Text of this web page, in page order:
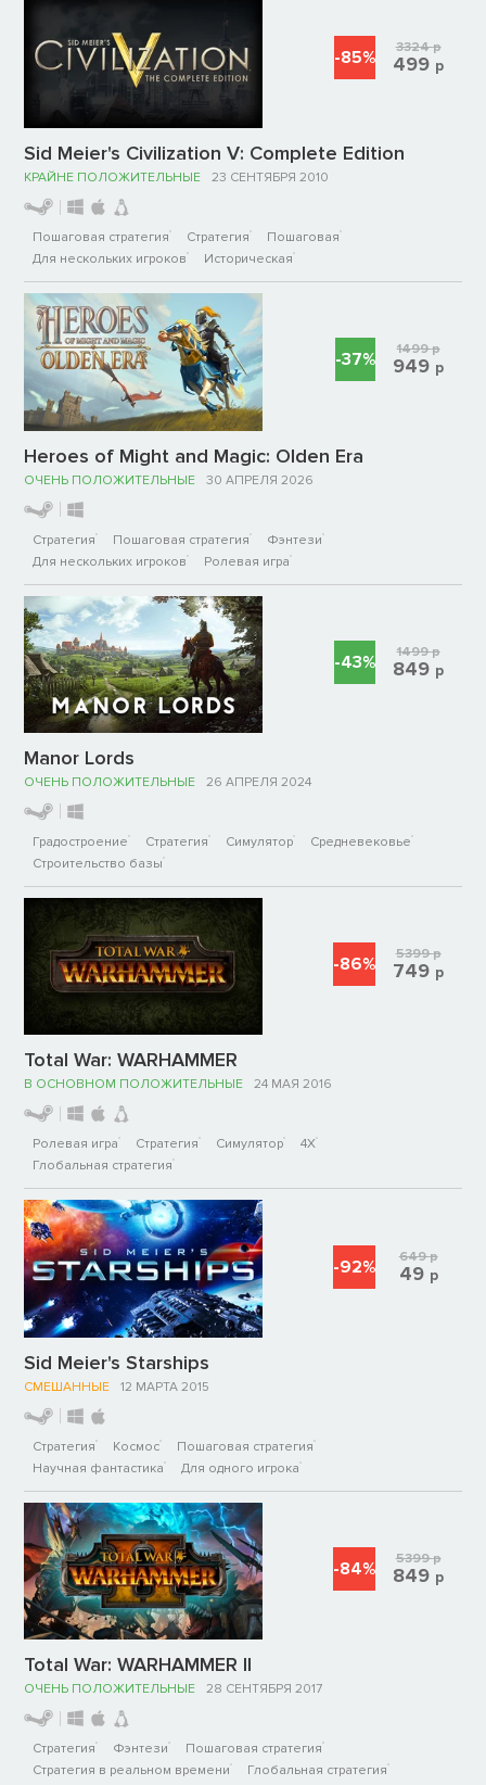
Sid Meier's Civilization V: Complete Edition
КРАЙНЕ ПОЛОЖИТЕЛЬНЫЕ 23 СЕНТЯБРЯ 2010
Пошаговая стратегия Стратегия
Пошаговая
Для нескольких игроков
Историческая
-85% 3324р
499 р
Heroes of Might and Magic: Olden Era
ОЧЕНЬ ПОЛОЖИТЕЛЬНЫЕ 30 АПРЕЛЯ 2026
Стратегия Пошаговая стратегия
Фэнтези
Для нескольких игроков
Ролевая игра
-37% 1499р
949 р
Manor Lords
ОЧЕНЬ ПОЛОЖИТЕЛЬНЫЕ 26 АПРЕЛЯ 2024
Градостроение Стратегия Симулятор
Средневековье
Строительство базы
-43% 1499р
849 р
Total War: WARHAMMER
В ОСНОВНОМ ПОЛОЖИТЕЛЬНЫЕ 24 МАЯ 2016
Ролевая игра Стратегия Симулятор
4X
Глобальная стратегия
-86% 5399р
749 р
Sid Meier's Starships
СМЕШАННЫЕ 12 МАРТА 2015
Стратегия Космос
Пошаговая стратегия
Научная фантастика
Для одного игрока
-92% 649р
49 р
Total War: WARHAMMER II
ОЧЕНЬ ПОЛОЖИТЕЛЬНЫЕ 28 СЕНТЯБРЯ 2017
Стратегия Фэнтези
Пошаговая стратегия
Стратегия в реальном времени
Глобальная стратегия
-84% 5399р
849 р